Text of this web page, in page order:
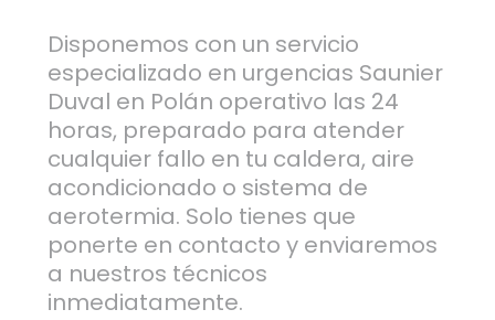
Disponemos con un servicio
especializado en urgencias Saunier
Duval en Polán operativo las 24
horas, preparado para atender
cualquier fallo en tu caldera, aire
acondicionado o sistema de
aerotermia. Solo tienes que
ponerte en contacto y enviaremos
a nuestros técnicos
inmediatamente.